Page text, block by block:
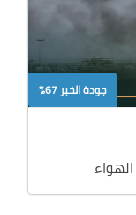
جودة الخبر 67%